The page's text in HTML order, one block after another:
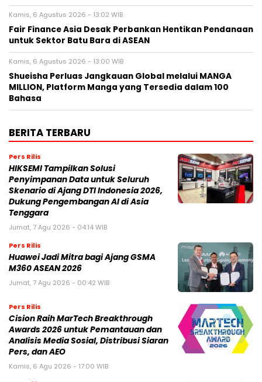
Kamis, 6 Agustus 2026 - 13:02 WIB
Fair Finance Asia Desak Perbankan Hentikan Pendanaan
untuk Sektor Batu Bara di ASEAN
Kamis, 6 Agustus 2026 - 13:00 WIB
Shueisha Perluas Jangkauan Global melalui MANGA
MILLION, Platform Manga yang Tersedia dalam 100
Bahasa
BERITA TERBARU
Pers Rilis
HIKSEMI Tampilkan Solusi
Penyimpanan Data untuk Seluruh
Skenario di Ajang DTI Indonesia 2026,
Dukung Pengembangan AI di Asia
Tenggara
Jumat, 7 Agu 2026 - 04:14 WIB
Pers Rilis
Huawei Jadi Mitra bagi Ajang GSMA
M360 ASEAN 2026
Jumat, 7 Agu 2026 - 00:42 WIB
Pers Rilis
Cision Raih MarTech Breakthrough
Awards 2026 untuk Pemantauan dan
Analisis Media Sosial, Distribusi Siaran
Pers, dan AEO
Kamis, 6 Agu 2026 - 17:00 WIB